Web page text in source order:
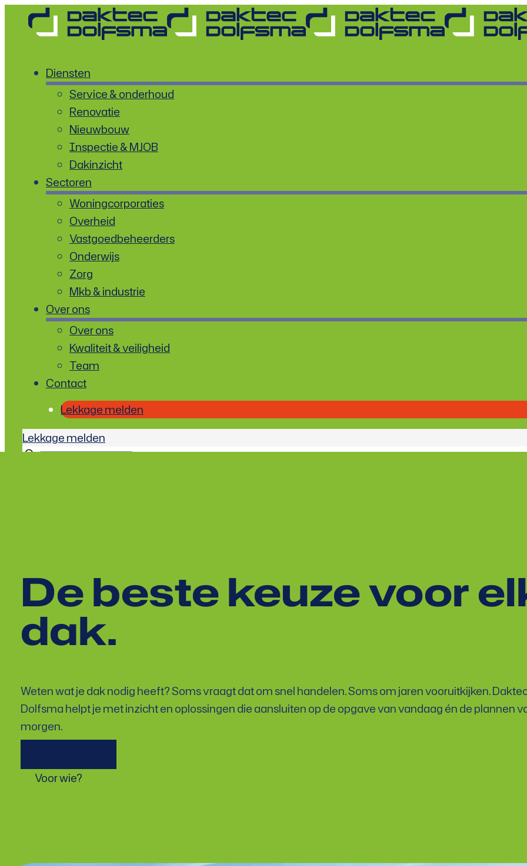
Diensten
Service & onderhoud
Renovatie
Nieuwbouw
Inspectie & MJOB
Dakinzicht
Sectoren
Woningcorporaties
Overheid
Vastgoedbeheerders
Onderwijs
Zorg
Mkb & industrie
Over ons
Over ons
Kwaliteit & veiligheid
Team
Contact
Lekkage melden
Lekkage melden
De beste keuze voor
dak.
Weten wat je dak nodig heeft? Soms vraagt dat om snel handelen. Soms om jaren vooruitkijken.
Dolfsma helpt je met inzicht en oplossingen die aansluiten op de opgave van vandaag én de plannen
morgen.
Voor wie?